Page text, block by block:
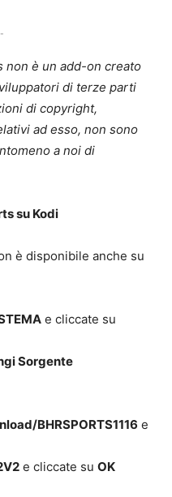
non è un add-on creato
di terze parti
di copyright,
ad esso, non sono
a noi di
su Kodi
è disponibile anche su
e cliccate su
Sorgente
BHRSPORTS1116 e
e cliccate su OK